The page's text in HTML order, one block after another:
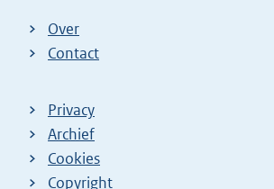
Over
Contact
Privacy
Archief
Cookies
Copyright